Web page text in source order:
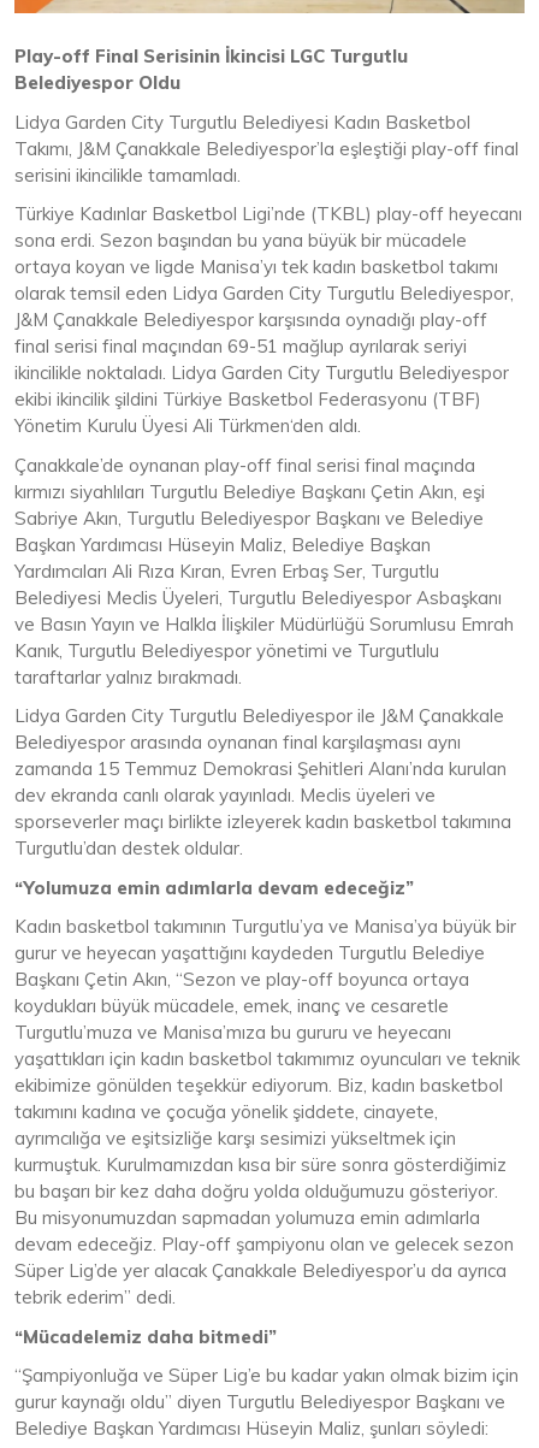
Play-off Final Serisinin İkincisi LGC Turgutlu
Belediyespor Oldu
Lidya Garden City Turgutlu Belediyesi Kadın Basketbol
Takımı, J&M Çanakkale Belediyespor’la eşleştiği play-off final
serisini ikincilikle tamamladı.
Türkiye Kadınlar Basketbol Ligi’nde (TKBL) play-off heyecanı
sona erdi. Sezon başından bu yana büyük bir mücadele
ortaya koyan ve ligde Manisa’yı tek kadın basketbol takımı
olarak temsil eden Lidya Garden City Turgutlu Belediyespor,
J&M Çanakkale Belediyespor karşısında oynadığı play-off
final serisi final maçından 69-51 mağlup ayrılarak seriyi
ikincilikle noktaladı. Lidya Garden City Turgutlu Belediyespor
ekibi ikincilik şildini Türkiye Basketbol Federasyonu (TBF)
Yönetim Kurulu Üyesi Ali Türkmen‘den aldı.
Çanakkale’de oynanan play-off final serisi final maçında
kırmızı siyahlıları Turgutlu Belediye Başkanı Çetin Akın, eşi
Sabriye Akın, Turgutlu Belediyespor Başkanı ve Belediye
Başkan Yardımcısı Hüseyin Maliz, Belediye Başkan
Yardımcıları Ali Rıza Kıran, Evren Erbaş Ser, Turgutlu
Belediyesi Meclis Üyeleri, Turgutlu Belediyespor Asbaşkanı
ve Basın Yayın ve Halkla İlişkiler Müdürlüğü Sorumlusu Emrah
Kanık, Turgutlu Belediyespor yönetimi ve Turgutlulu
taraftarlar yalnız bırakmadı.
Lidya Garden City Turgutlu Belediyespor ile J&M Çanakkale
Belediyespor arasında oynanan final karşılaşması aynı
zamanda 15 Temmuz Demokrasi Şehitleri Alanı’nda kurulan
dev ekranda canlı olarak yayınladı. Meclis üyeleri ve
sporseverler maçı birlikte izleyerek kadın basketbol takımına
Turgutlu’dan destek oldular.
“Yolumuza emin adımlarla devam edeceğiz”
Kadın basketbol takımının Turgutlu’ya ve Manisa’ya büyük bir
gurur ve heyecan yaşattığını kaydeden Turgutlu Belediye
Başkanı Çetin Akın, “Sezon ve play-off boyunca ortaya
koydukları büyük mücadele, emek, inanç ve cesaretle
Turgutlu’muza ve Manisa’mıza bu gururu ve heyecanı
yaşattıkları için kadın basketbol takımımız oyuncuları ve teknik
ekibimize gönülden teşekkür ediyorum. Biz, kadın basketbol
takımını kadına ve çocuğa yönelik şiddete, cinayete,
ayrımcılığa ve eşitsizliğe karşı sesimizi yükseltmek için
kurmuştuk. Kurulmamızdan kısa bir süre sonra gösterdiğimiz
bu başarı bir kez daha doğru yolda olduğumuzu gösteriyor.
Bu misyonumuzdan sapmadan yolumuza emin adımlarla
devam edeceğiz. Play-off şampiyonu olan ve gelecek sezon
Süper Lig’de yer alacak Çanakkale Belediyespor’u da ayrıca
tebrik ederim” dedi.
“Mücadelemiz daha bitmedi”
“Şampiyonluğa ve Süper Lig’e bu kadar yakın olmak bizim için
gurur kaynağı oldu” diyen Turgutlu Belediyespor Başkanı ve
Belediye Başkan Yardımcısı Hüseyin Maliz, şunları söyledi: